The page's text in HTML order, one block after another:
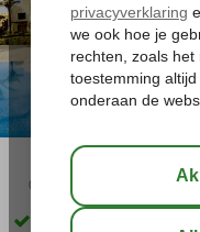
04:50 aug 34°C
Familievriendelijk resort